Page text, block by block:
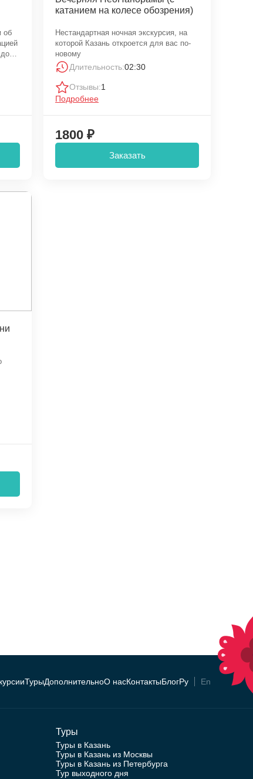
об
катанием на колесе обозрения)
Нестандартная ночная экскурсия, на
которой Казань откроется для вас по-
новому
Длительность:02:30
Отзывы:1
Подробнее
1800 ₽
Заказать
ТурыДополнительноО насКонтактыБлогРу En
Туры
Туры в Казань
Туры в Казань из Москвы
Туры в Казань из Петербурга
Тур выходного дня